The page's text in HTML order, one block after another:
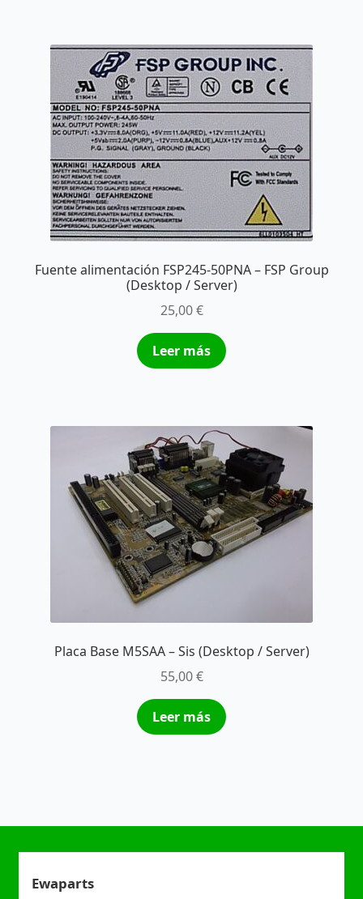
Fuente alimentación FSP245-50PNA – FSP Group
(Desktop / Server)
25,00€
Leer más
Placa Base M5SAA – Sis (Desktop / Server)
55,00€
Leer más
Ewaparts